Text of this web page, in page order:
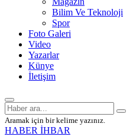
Bilim Ve Teknoloji
Spor
Foto Galeri
Video
Yazarlar
Künye
İletişim
Aramak için bir kelime yazınız.
HABER İHBAR